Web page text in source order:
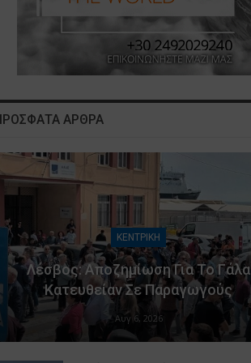
ΑΡΘΡΑ
ΚΕΝΤΡΙΚΗ
Λέσβος: Αποζημίωση Για Το Γάλα
Κατευθείαν Σε Παραγωγούς
Αυγ 6, 2026